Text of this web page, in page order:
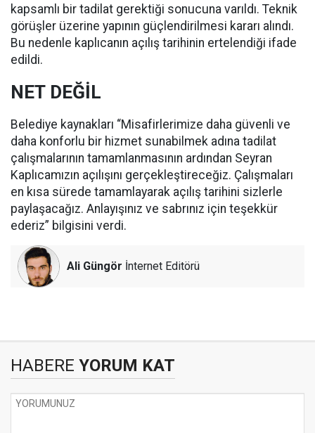
kapsamlı bir tadilat gerektiği sonucuna varıldı. Teknik
görüşler üzerine yapının güçlendirilmesi kararı alındı.
Bu nedenle kaplıcanın açılış tarihinin ertelendiği ifade
edildi.
NET DEĞİL
Belediye kaynakları “Misafirlerimize daha güvenli ve
daha konforlu bir hizmet sunabilmek adına tadilat
çalışmalarının tamamlanmasının ardından Seyran
Kaplıcamızın açılışını gerçekleştireceğiz. Çalışmaları
en kısa sürede tamamlayarak açılış tarihini sizlerle
paylaşacağız. Anlayışınız ve sabrınız için teşekkür
ederiz” bilgisini verdi.
Ali Güngör İnternet Editörü
HABERE YORUM KAT